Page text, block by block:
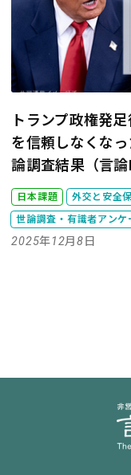
トランプ政権発
を信頼しなくな
論調査結果（言論
日本課題 外交と安全
世論調査・有識者アンケ
2025年12月8日